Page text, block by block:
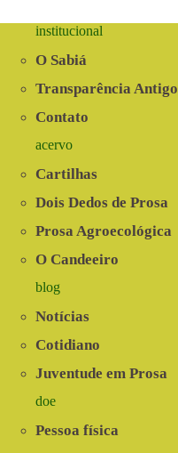
Cantos
Sabiá
institucional
O Sabiá
Transparência Antigo
Contato
acervo
Cartilhas
Dois Dedos de Prosa
Prosa Agroecológica
O Candeeiro
blog
Notícias
Cotidiano
Juventude em Prosa
doe
Pessoa física